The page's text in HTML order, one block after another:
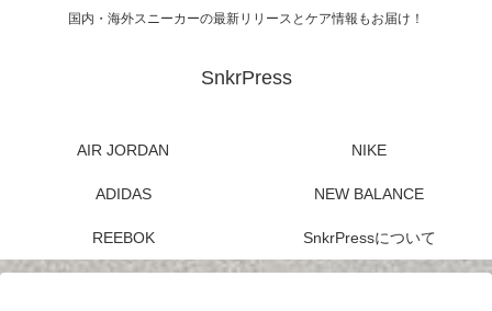
国内・海外スニーカーの最新リリースとケア情報もお届け！
SnkrPress
AIR JORDAN NIKE
ADIDAS NEW BALANCE
REEBOK SnkrPressについて